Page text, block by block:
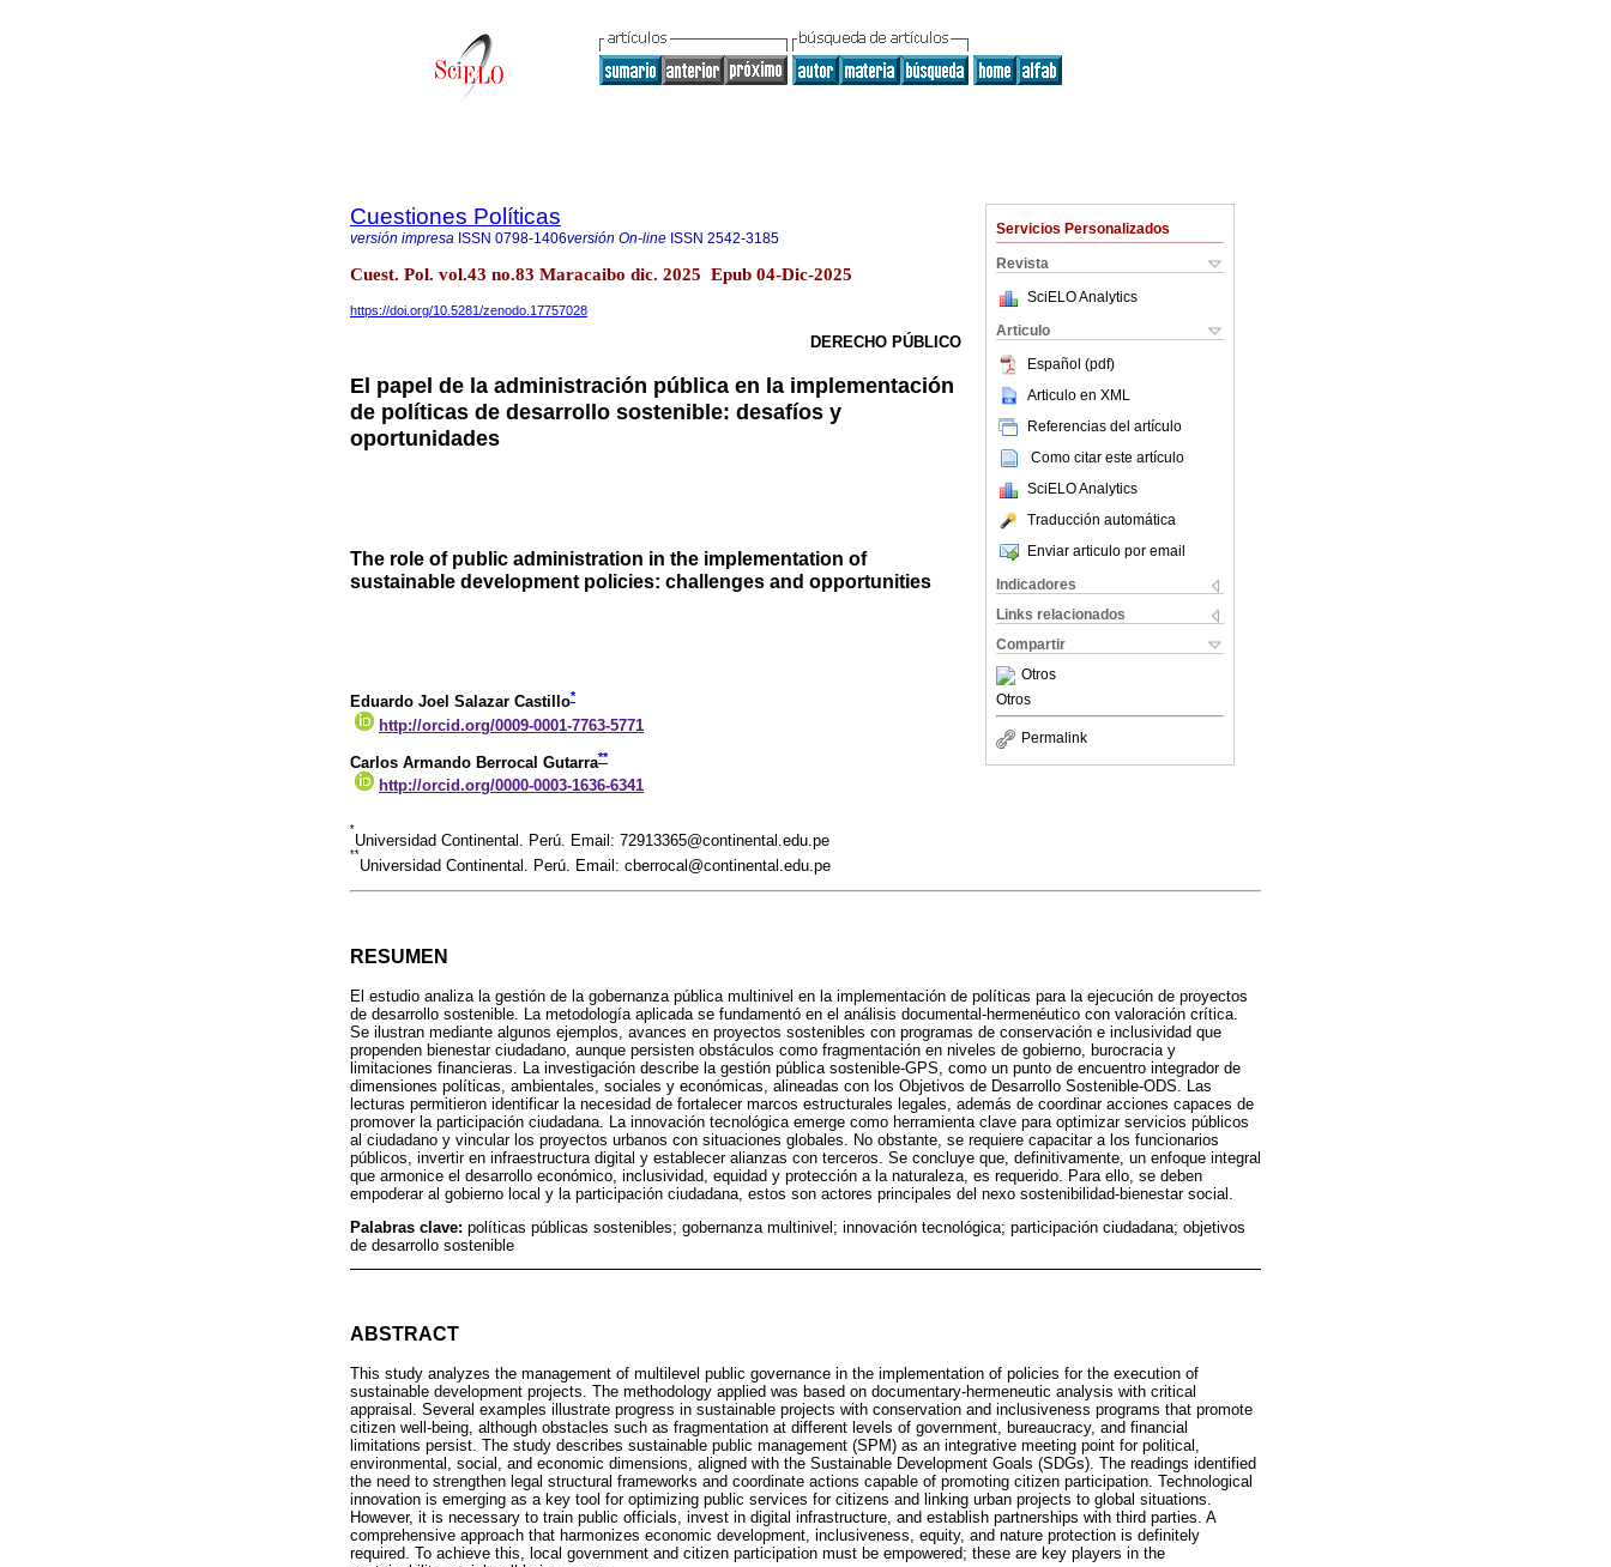
Servicios Personalizados
Revista
SciELO Analytics
Articulo
Español (pdf)
Articulo en XML
Referencias del artículo
Como citar este artículo
SciELO Analytics
Traducción automática
Enviar articulo por email
Indicadores
Links relacionados
Compartir
Otros
Otros
Permalink
Cuestiones Políticas
versión impresa ISSN 0798-1406versión On-line ISSN 2542-3185
Cuest. Pol. vol.43 no.83 Maracaibo dic. 2025 Epub 04-Dic-2025
https://doi.org/10.5281/zenodo.17757028
DERECHO PÚBLICO
El papel de la administración pública en la implementación
de políticas de desarrollo sostenible: desafíos y
oportunidades
The role of public administration in the implementation of
sustainable development policies: challenges and opportunities
Eduardo Joel Salazar Castillo*
http://orcid.org/0009-0001-7763-5771
Carlos Armando Berrocal Gutarra**
http://orcid.org/0000-0003-1636-6341
*
Universidad Continental. Perú. Email: 72913365@continental.edu.pe
**
Universidad Continental. Perú. Email: cberrocal@continental.edu.pe
RESUMEN
El estudio analiza la gestión de la gobernanza pública multinivel en la implementación de políticas para la ejecución de proyectos
de desarrollo sostenible. La metodología aplicada se fundamentó en el análisis documental-hermenéutico con valoración crítica.
Se ilustran mediante algunos ejemplos, avances en proyectos sostenibles con programas de conservación e inclusividad que
propenden bienestar ciudadano, aunque persisten obstáculos como fragmentación en niveles de gobierno, burocracia y
limitaciones financieras. La investigación describe la gestión pública sostenible-GPS, como un punto de encuentro integrador de
dimensiones políticas, ambientales, sociales y económicas, alineadas con los Objetivos de Desarrollo Sostenible-ODS. Las
lecturas permitieron identificar la necesidad de fortalecer marcos estructurales legales, además de coordinar acciones capaces de
promover la participación ciudadana. La innovación tecnológica emerge como herramienta clave para optimizar servicios públicos
al ciudadano y vincular los proyectos urbanos con situaciones globales. No obstante, se requiere capacitar a los funcionarios
públicos, invertir en infraestructura digital y establecer alianzas con terceros. Se concluye que, definitivamente, un enfoque integral
que armonice el desarrollo económico, inclusividad, equidad y protección a la naturaleza, es requerido. Para ello, se deben
empoderar al gobierno local y la participación ciudadana, estos son actores principales del nexo sostenibilidad-bienestar social.
Palabras clave: políticas públicas sostenibles; gobernanza multinivel; innovación tecnológica; participación ciudadana; objetivos
de desarrollo sostenible
ABSTRACT
This study analyzes the management of multilevel public governance in the implementation of policies for the execution of
sustainable development projects. The methodology applied was based on documentary-hermeneutic analysis with critical
appraisal. Several examples illustrate progress in sustainable projects with conservation and inclusiveness programs that promote
citizen well-being, although obstacles such as fragmentation at different levels of government, bureaucracy, and financial
limitations persist. The study describes sustainable public management (SPM) as an integrative meeting point for political,
environmental, social, and economic dimensions, aligned with the Sustainable Development Goals (SDGs). The readings identified
the need to strengthen legal structural frameworks and coordinate actions capable of promoting citizen participation. Technological
innovation is emerging as a key tool for optimizing public services for citizens and linking urban projects to global situations.
However, it is necessary to train public officials, invest in digital infrastructure, and establish partnerships with third parties. A
comprehensive approach that harmonizes economic development, inclusiveness, equity, and nature protection is definitely
required. To achieve this, local government and citizen participation must be empowered; these are key players in the